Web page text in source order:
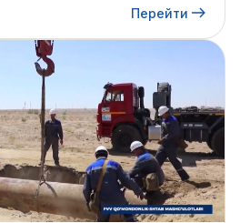
Перейти